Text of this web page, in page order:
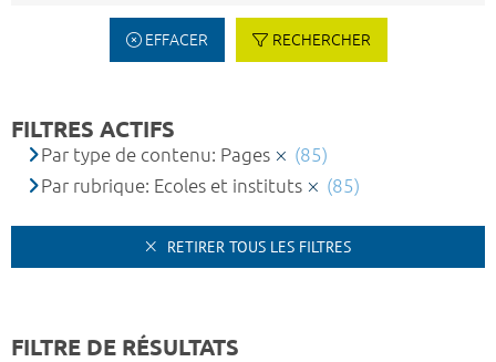
EFFACER RECHERCHER
FILTRES ACTIFS
Par type de contenu: Pages
(85)
Par rubrique: Ecoles et instituts
(85)
RETIRER TOUS LES FILTRES
FILTRE DE RÉSULTATS